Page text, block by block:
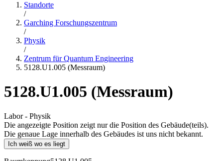
Standorte
/
Garching Forschungszentrum
/
Physik
/
Zentrum für Quantum Engineering
5128.U1.005 (Messraum)
5128.U1.005 (Messraum)
Labor - Physik
Die angezeigte Position zeigt nur die Position des Gebäude(teils).
Die genaue Lage innerhalb des Gebäudes ist uns nicht bekannt.
Ich weiß wo es liegt